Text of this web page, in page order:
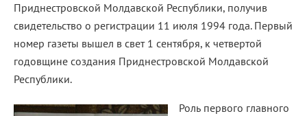
Приднестровской Молдавской Республики, получив
свидетельство о регистрации 11 июля 1994 года. Первый
номер газеты вышел в свет 1 сентября, к четвертой
годовщине создания Приднестровской Молдавской
Республики.
Роль первого главного